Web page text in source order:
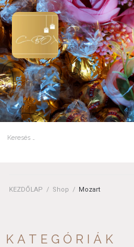
KEZDŐLAP / Shop / Mozart
KATEGÓRIÁK